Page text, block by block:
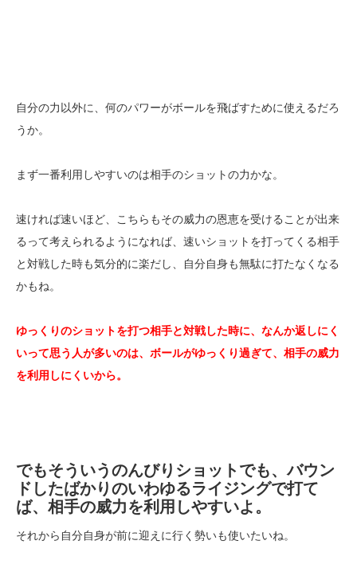
自分の力以外に、何のパワーがボールを飛ばすために使えるだろ
うか。
まず一番利用しやすいのは相手のショットの力かな。
速ければ速いほど、こちらもその威力の恩恵を受けることが出来
るって考えられるようになれば、速いショットを打ってくる相手
と対戦した時も気分的に楽だし、自分自身も無駄に打たなくなる
かもね。
ゆっくりのショットを打つ相手と対戦した時に、なんか返しにく
いって思う人が多いのは、ボールがゆっくり過ぎて、相手の威力
を利用しにくいから。
でもそういうのんびりショットでも、バウン
ドしたばかりのいわゆるライジングで打て
ば、相手の威力を利用しやすいよ。
それから自分自身が前に迎えに行く勢いも使いたいね。